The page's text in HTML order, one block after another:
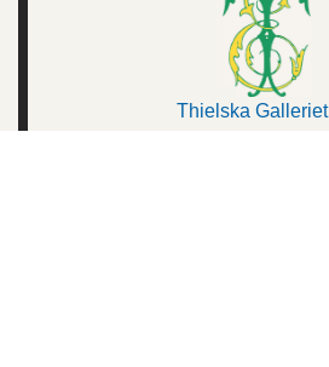
Thielska Galleriet